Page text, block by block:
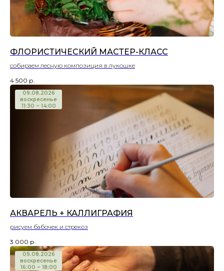
ФЛОРИСТИЧЕСКИЙ МАСТЕР-КЛАСС
собираем лесную композиция в лукошке
4 500 р.
09.08.2026
воскресенье
11:30 ~ 14:00
АКВАРЕЛЬ + КАЛЛИГРАФИЯ
рисуем бабочек и стрекоз
3 000 р.
09.08.2026
воскресенье
16:00 ~ 18:00